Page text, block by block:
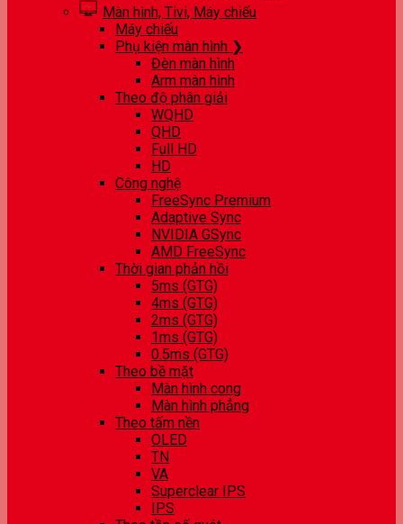
Màn hình, Tivi, Máy chiếu
Máy chiếu
Phụ kiện màn hình ❯
Đèn màn hình
Arm màn hình
Theo độ phân giải
WQHD
QHD
Full HD
HD
Công nghệ
FreeSync Premium
Adaptive Sync
NVIDIA GSync
AMD FreeSync
Thời gian phản hồi
5ms (GTG)
4ms (GTG)
2ms (GTG)
1ms (GTG)
0.5ms (GTG)
Theo bề mặt
Màn hình cong
Màn hình phẳng
Theo tấm nền
OLED
TN
VA
Superclear IPS
IPS